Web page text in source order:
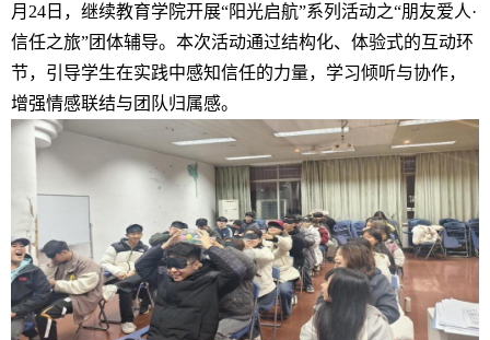
月24日，继续教育学院开展“阳光启航”系列活动之“朋友爱人·
信任之旅”团体辅导。本次活动通过结构化、体验式的互动环
节，引导学生在实践中感知信任的力量，学习倾听与协作，
增强情感联结与团队归属感。